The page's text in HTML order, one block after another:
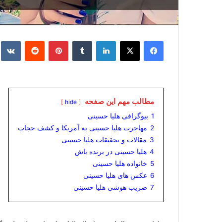
فیس بوک X لینکدین ‫تامبلر ‫پین‌ترست‫رددیت
مطالب مهم این صفحه hide
1 بیوگرافی هلیا حسینی
2 مهاجرت هلیا حسینی به آمریکا و کشف حجاب
3 مقالات و تحقیقات هلیا حسینی
4 هلیا حسینی در برنده باش
5 خانواده هلیا حسینی
6 عکس های هلیا حسینی
7 ضریب هوشی هلیا حسینی